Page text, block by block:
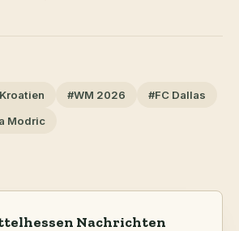
#WM 2026
#FC Dallas
Modric
Nachrichten